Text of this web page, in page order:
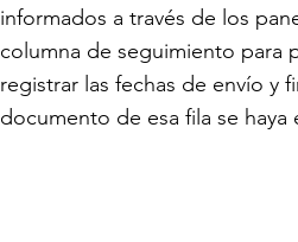
informados a través de los
columna de seguimiento para
registrar las fechas de envío y
documento de esa fila se